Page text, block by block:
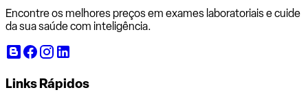
Encontre os melhores preços em exames laboratoriais e cuide
da sua saúde com inteligência.
Links Rápidos